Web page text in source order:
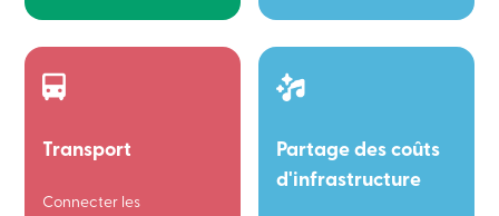
Transport
Connecter les
Partage des coûts
d'infrastructure